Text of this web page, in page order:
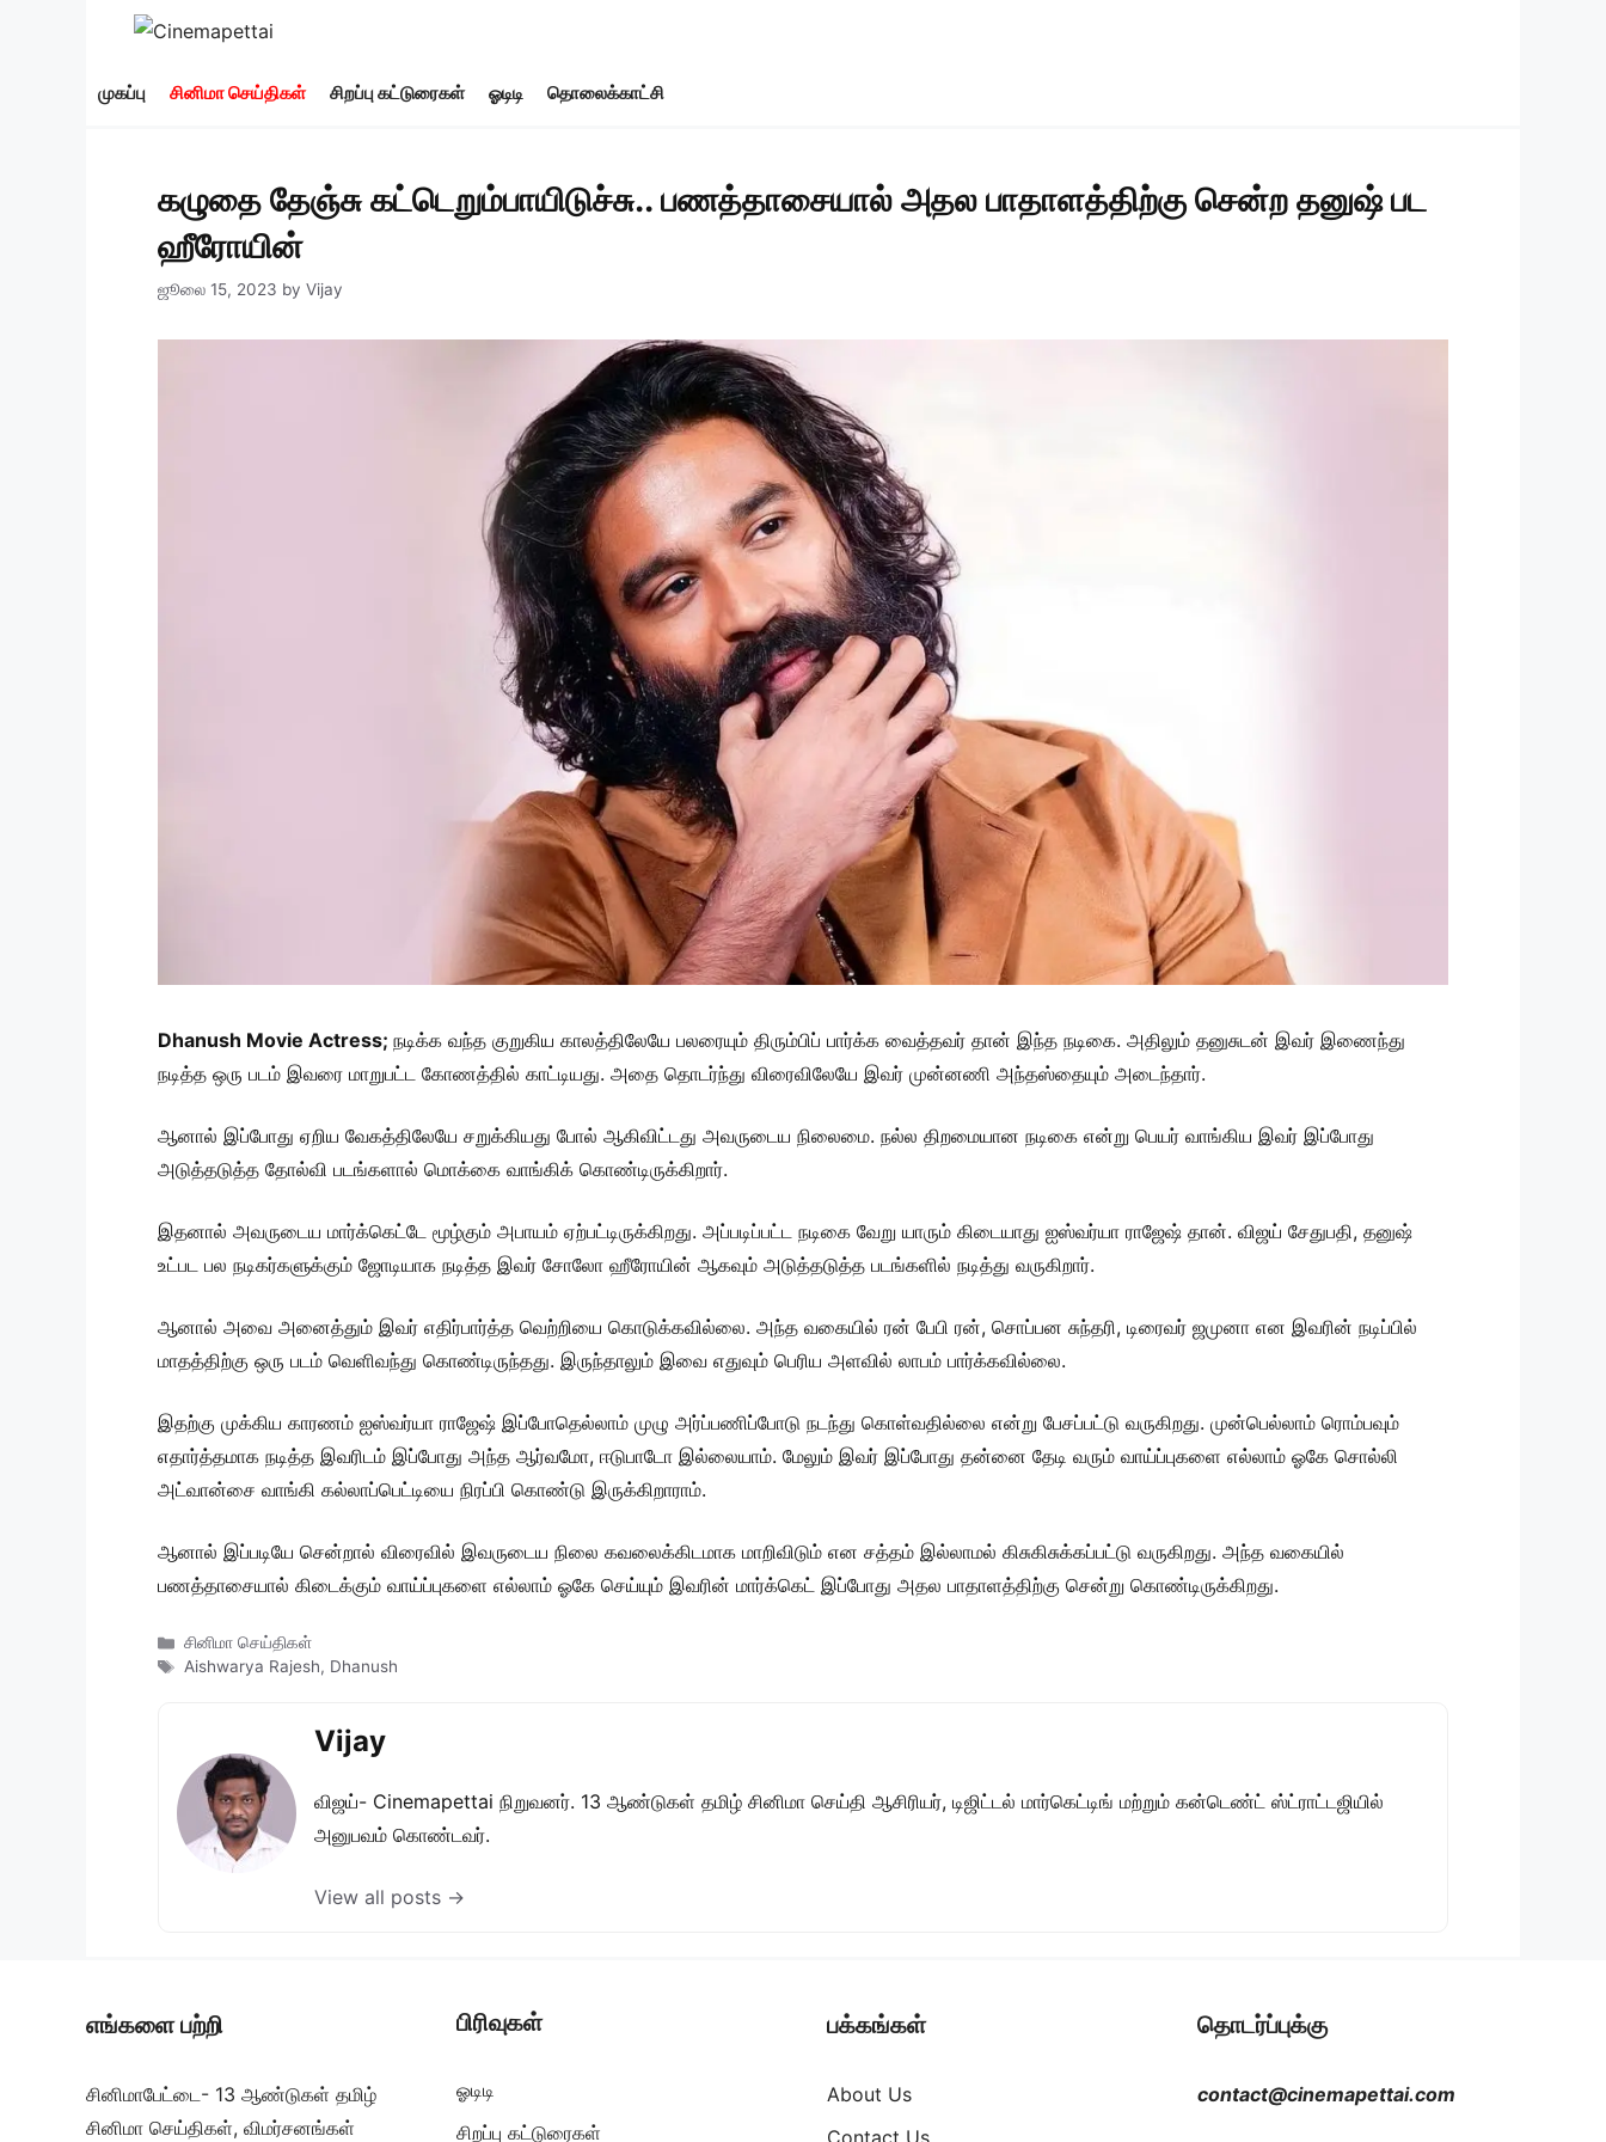
முகப்பு சினிமா செய்திகள் சிறப்பு கட்டுரைகள் ஓடிடி தொலைக்காட்சி
கழுதை தேஞ்சு கட்டெறும்பாயிடுச்சு.. பணத்தாசையால் அதல பாதாளத்திற்கு சென்ற தனுஷ் பட
ஹீரோயின்
ஜூலை 15, 2023 by Vijay
Dhanush Movie Actress; நடிக்க வந்த குறுகிய காலத்திலேயே பலரையும் திரும்பிப் பார்க்க வைத்தவர் தான் இந்த நடிகை. அதிலும் தனுசுடன் இவர் இணைந்து
நடித்த ஒரு படம் இவரை மாறுபட்ட கோணத்தில் காட்டியது. அதை தொடர்ந்து விரைவிலேயே இவர் முன்னணி அந்தஸ்தையும் அடைந்தார்.
ஆனால் இப்போது ஏறிய வேகத்திலேயே சறுக்கியது போல் ஆகிவிட்டது அவருடைய நிலைமை. நல்ல திறமையான நடிகை என்று பெயர் வாங்கிய இவர் இப்போது
அடுத்தடுத்த தோல்வி படங்களால் மொக்கை வாங்கிக் கொண்டிருக்கிறார்.
இதனால் அவருடைய மார்க்கெட்டே மூழ்கும் அபாயம் ஏற்பட்டிருக்கிறது. அப்படிப்பட்ட நடிகை வேறு யாரும் கிடையாது ஐஸ்வர்யா ராஜேஷ் தான். விஜய் சேதுபதி, தனுஷ்
உட்பட பல நடிகர்களுக்கும் ஜோடியாக நடித்த இவர் சோலோ ஹீரோயின் ஆகவும் அடுத்தடுத்த படங்களில் நடித்து வருகிறார்.
ஆனால் அவை அனைத்தும் இவர் எதிர்பார்த்த வெற்றியை கொடுக்கவில்லை. அந்த வகையில் ரன் பேபி ரன், சொப்பன சுந்தரி, டிரைவர் ஜமுனா என இவரின் நடிப்பில்
மாதத்திற்கு ஒரு படம் வெளிவந்து கொண்டிருந்தது. இருந்தாலும் இவை எதுவும் பெரிய அளவில் லாபம் பார்க்கவில்லை.
இதற்கு முக்கிய காரணம் ஐஸ்வர்யா ராஜேஷ் இப்போதெல்லாம் முழு அர்ப்பணிப்போடு நடந்து கொள்வதில்லை என்று பேசப்பட்டு வருகிறது. முன்பெல்லாம் ரொம்பவும்
எதார்த்தமாக நடித்த இவரிடம் இப்போது அந்த ஆர்வமோ, ஈடுபாடோ இல்லையாம். மேலும் இவர் இப்போது தன்னை தேடி வரும் வாய்ப்புகளை எல்லாம் ஓகே சொல்லி
அட்வான்சை வாங்கி கல்லாப்பெட்டியை நிரப்பி கொண்டு இருக்கிறாராம்.
ஆனால் இப்படியே சென்றால் விரைவில் இவருடைய நிலை கவலைக்கிடமாக மாறிவிடும் என சத்தம் இல்லாமல் கிசுகிசுக்கப்பட்டு வருகிறது. அந்த வகையில்
பணத்தாசையால் கிடைக்கும் வாய்ப்புகளை எல்லாம் ஓகே செய்யும் இவரின் மார்க்கெட் இப்போது அதல பாதாளத்திற்கு சென்று கொண்டிருக்கிறது.
Categories
சினிமா செய்திகள்
Tags
Aishwarya Rajesh, Dhanush
Vijay
விஜய்- Cinemapettai நிறுவனர். 13 ஆண்டுகள் தமிழ் சினிமா செய்தி ஆசிரியர், டிஜிட்டல் மார்கெட்டிங் மற்றும் கன்டெண்ட் ஸ்ட்ராட்டஜியில்
அனுபவம் கொண்டவர்.
View all posts →
எங்களை பற்றி
சினிமாபேட்டை- 13 ஆண்டுகள் தமிழ்
சினிமா செய்திகள், விமர்சனங்கள்
பிரிவுகள்
ஓடிடி
சிறப்பு கட்டுரைகள்
பக்கங்கள்
About Us
தொடர்ப்புக்கு
contact@cinemapettai.com